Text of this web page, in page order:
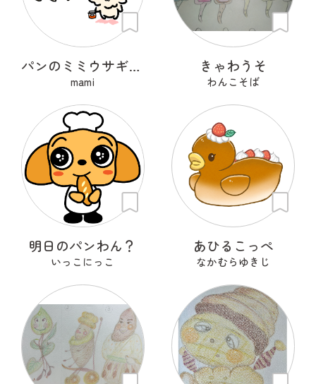
パンのミミウサギ ミミィ
mami
きゃわうそ
わんこそば
明日のパンわん？
いっこにっこ
あひるこっぺ
なかむらゆきじ